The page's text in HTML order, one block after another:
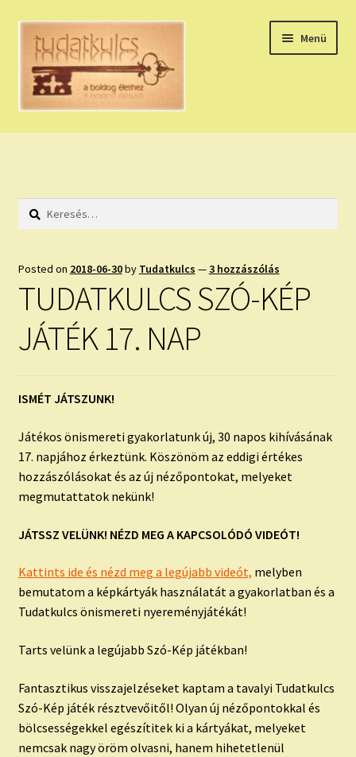
Ugrás
navigációhoz
Kilépés
tartalomba
Menü
HÚZZ EGY KÁRTYÁT!
HOLDNAPTÁR
NAPI ASZTROLÓGIA
KÉRJ EGY MEGERŐSÍTÉST!
ÍRJ NEKEM!
IRATKOZZ FEL A VIDEÓ CSATORNÁNKRA!
AJÁNDÉKOKKAL!
Keresés:
Posted on 2018-06-30by Tudatkulcs —3 hozzászólás
TUDATKULCS SZÓ-KÉP
JÁTÉK 17. NAP
ISMÉT JÁTSZUNK!
Játékos önismereti gyakorlatunk új, 30 napos kihívásának
17. napjához érkeztünk. Köszönöm az eddigi értékes
hozzászólásokat és az új nézőpontokat, melyeket
megmutattatok nekünk!
JÁTSSZ VELÜNK! NÉZD MEG A KAPCSOLÓDÓ VIDEÓT!
Kattints ide és nézd meg a legújabb videót, melyben
bemutatom a képkártyák használatát a gyakorlatban és a
Tudatkulcs önismereti nyereményjátékát!
Tarts velünk a legújabb Szó-Kép játékban!
Fantasztikus visszajelzéseket kaptam a tavalyi Tudatkulcs
Szó-Kép játék résztvevőitől! Olyan új nézőpontokkal és
bölcsességekkel egészítitek ki a kártyákat, melyeket
nemcsak nagy öröm olvasni, hanem hihetetlenül